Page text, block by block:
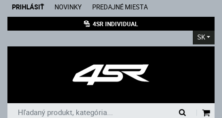
PRIHLÁSIŤ NOVINKY PREDAJNÉ MIESTA
4SR INDIVIDUAL
SK